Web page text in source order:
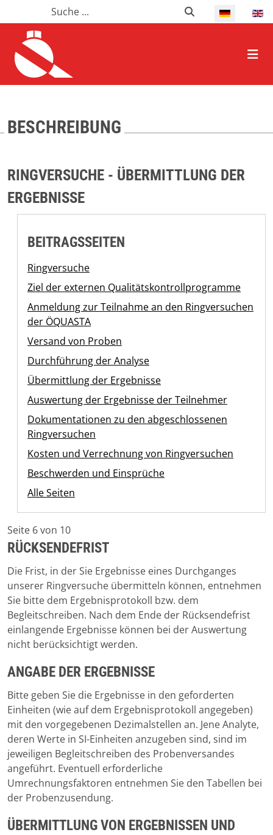
Suchen SuchenSelect your
HOME ALLGEMEIN
BESCHREIBUNG
RINGVERSUCHE - ÜBERMITTLUNG DER
ERGEBNISSE
BEITRAGSSEITEN
Ringversuche
Ziel der externen Qualitätskontrollprogramme
Anmeldung zur Teilnahme an den Ringversuchen
der ÖQUASTA
Versand von Proben
Durchführung der Analyse
Übermittlung der Ergebnisse
Auswertung der Ergebnisse der Teilnehmer
Dokumentationen zu den abgeschlossenen
Ringversuchen
Kosten und Verrechnung von Ringversuchen
Beschwerden und Einsprüche
Alle Seiten
Seite 6 von 10
RÜCKSENDEFRIST
Die Frist, in der Sie Ergebnisse eines Durchganges
unserer Ringversuche übermitteln können, entnehmen
Sie bitte dem Ergebnisprotokoll bzw. dem
Begleitschreiben. Nach dem Ende der Rücksendefrist
einlangende Ergebnisse können bei der Auswertung
nicht berücksichtigt werden.
ANGABE DER ERGEBNISSE
Bitte geben Sie die Ergebnisse in den geforderten
Einheiten (wie auf dem Ergebnisprotokoll angegeben)
mit den vorgegebenen Dezimalstellen an. Jene Analyte,
deren Werte in SI-Einheiten anzugeben sind, sind im
jeweiligen Begleitschreiben des Probenversandes
angeführt. Eventuell erforderliche
Umrechnungsfaktoren entnehmen Sie den Tabellen bei
der Probenzusendung.
ÜBERMITTLUNG VON ERGEBNISSEN UND